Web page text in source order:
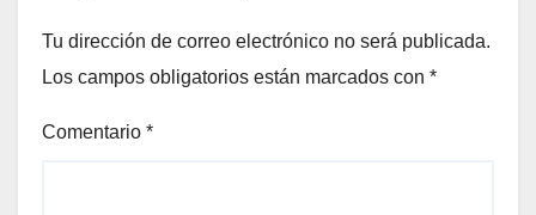
Tu dirección de correo electrónico no será publicada.
Los campos obligatorios están marcados con *
Comentario *